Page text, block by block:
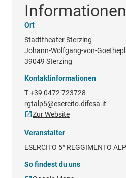
Informationen
Ort
Stadttheater Sterzing
Johann-Wolfgang-von-
39049 Sterzing
Kontaktinformationen
T+39 0472 723728
rgtalp5@esercito.difesa.it
Zur Website
Veranstalter
ESERCITO 5° REGGIMENTO
So findest du uns